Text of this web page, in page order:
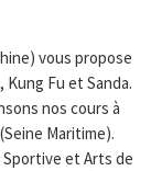
vous propose
Kung Fu et Sanda.
nos cours à
Maritime).
Sportive et Arts de